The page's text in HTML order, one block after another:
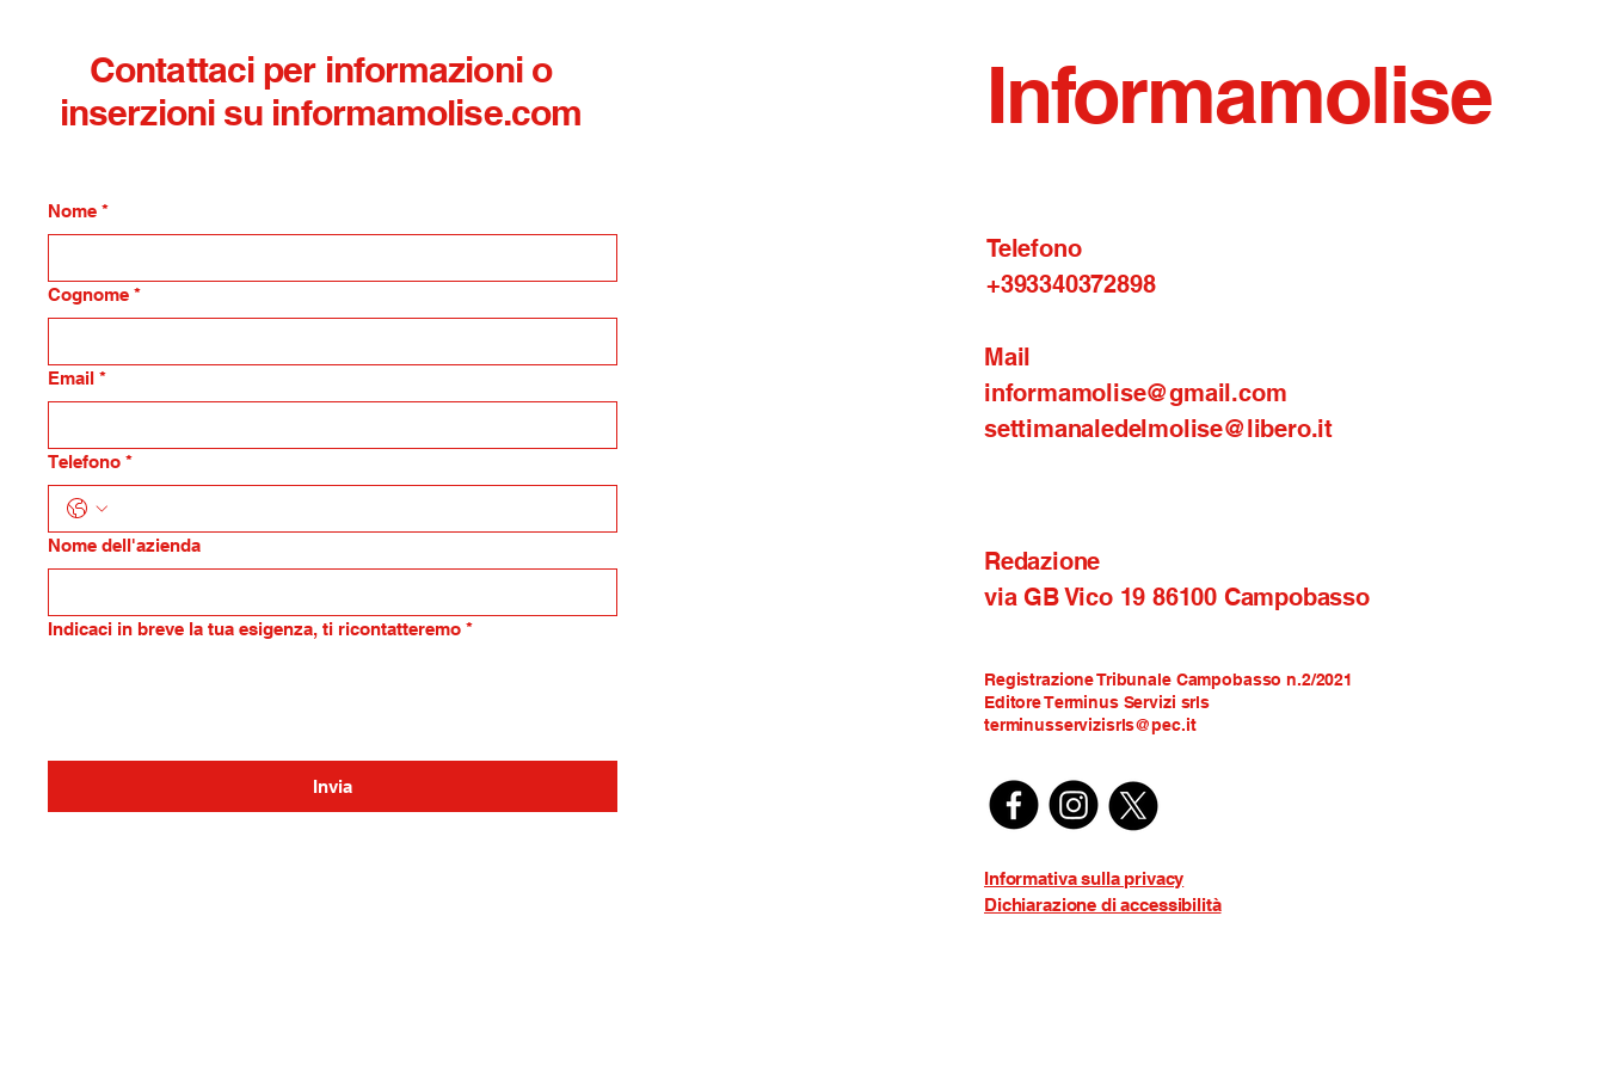
Contattaci per informazioni o
inserzioni su informamolise.com
Nome *
Cognome *
Email *
Telefono *
Nome dell'azienda
Indicaci in breve la tua esigenza, ti ricontatteremo *
Invia
Informamolise
Telefono
+393340372898
Mail
informamolise@gmail.com
settimanaledelmolise@libero.it
Redazione
via GB Vico 19 86100 Campobasso
Registrazione Tribunale Campobasso n.2/2021
Editore Terminus Servizi srls
terminusservizisrls@pec.it
Informativa sulla privacy
Dichiarazione di accessibilità